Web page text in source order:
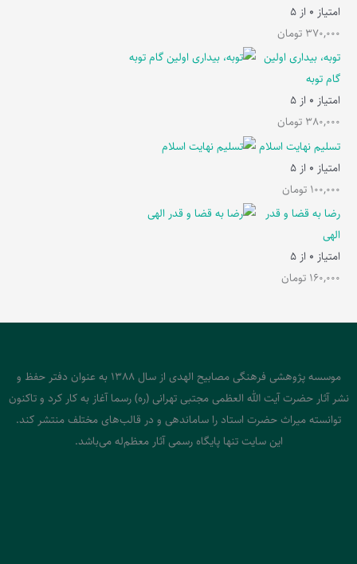
امتیاز 0 از 5
370,000 تومان
توبه، بیداری اولین
گام توبه
امتیاز 0 از 5
380,000 تومان
تسلیم نهایت اسلام
امتیاز 0 از 5
100,000 تومان
رضا به قضا و قدر
الهی
امتیاز 0 از 5
160,000 تومان
موسسه پژوهشی فرهنگی مصابیح الهدی از سال 1388 به عنوان دفتر حفظ و
نشر آثار حضرت آیت الله العظمی مجتبی تهرانی (ره) رسما آغاز به کار کرد و تاکنون
توانسته میراث حضرت استاد را ساماندهی و در قالب‌های مختلف منتشر کند.
این سایت تنها پایگاه رسمی آثار معظم‌له می‌باشد.